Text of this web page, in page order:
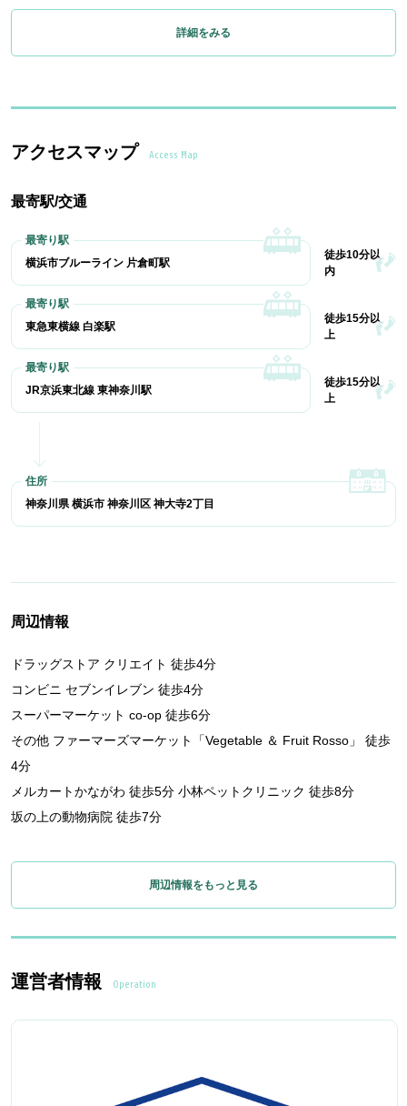
詳細をみる
アクセスマップ Access Map
最寄駅/交通
横浜市ブルーライン 片倉町駅
徒歩10分以
内
東急東横線 白楽駅
徒歩15分以
上
JR京浜東北線 東神奈川駅
徒歩15分以
上
神奈川県 横浜市 神奈川区 神大寺2丁目
周辺情報
ドラッグストア クリエイト 徒歩4分
コンビニ セブンイレブン 徒歩4分
スーパーマーケット co-op 徒歩6分
その他 ファーマーズマーケット「Vegetable ＆ Fruit Rosso」 徒歩
4分
メルカートかながわ 徒歩5分 小林ペットクリニック 徒歩8分
坂の上の動物病院 徒歩7分
周辺情報をもっと見る
運営者情報 Operation